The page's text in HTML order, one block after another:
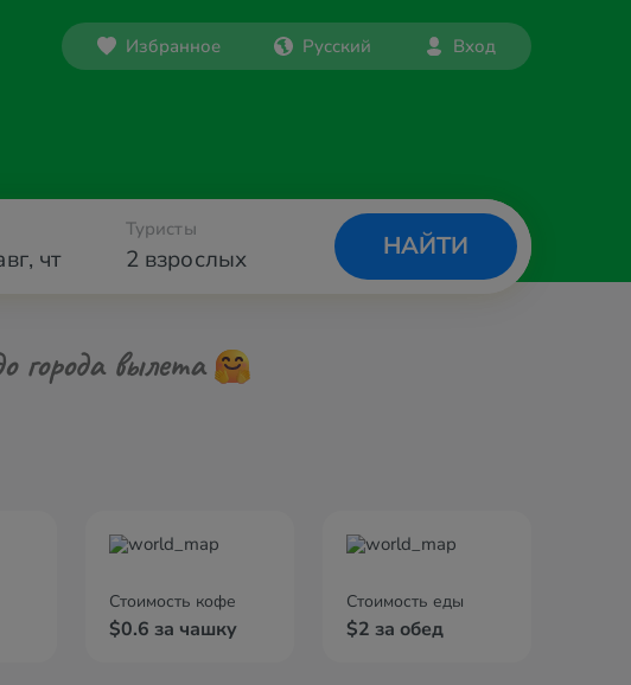
Избранное Русский Вход
, чт 2 взрослых
Туристы
НАЙТИ
города вылета
Стоимость кофе
$0.6 за чашку
Стоимость еды
$2 за обед